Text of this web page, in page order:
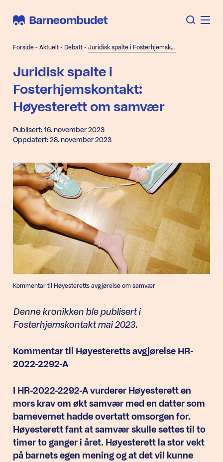
Forside - Aktuelt - Debatt - Juridisk spalte i Fosterhjemskontakt: Høyesterett om samvær
Juridisk spalte i
Fosterhjemskontakt:
Høyesterett om samvær
Publisert: 16. november 2023
Oppdatert: 28. november 2023
Kommentar til Høyesteretts avgjørelse om samvær
Denne kronikken ble publisert i
Fosterhjemskontakt mai 2023.
Kommentar til Høyesteretts avgjørelse HR-
2022-2292-A
I HR-2022-2292-A vurderer Høyesterett en
mors krav om økt samvær med en datter som
barnevernet hadde overtatt omsorgen for.
Høyesterett fant at samvær skulle settes til to
timer to ganger i året. Høyesterett la stor vekt
på barnets egen mening og at det vil kunne